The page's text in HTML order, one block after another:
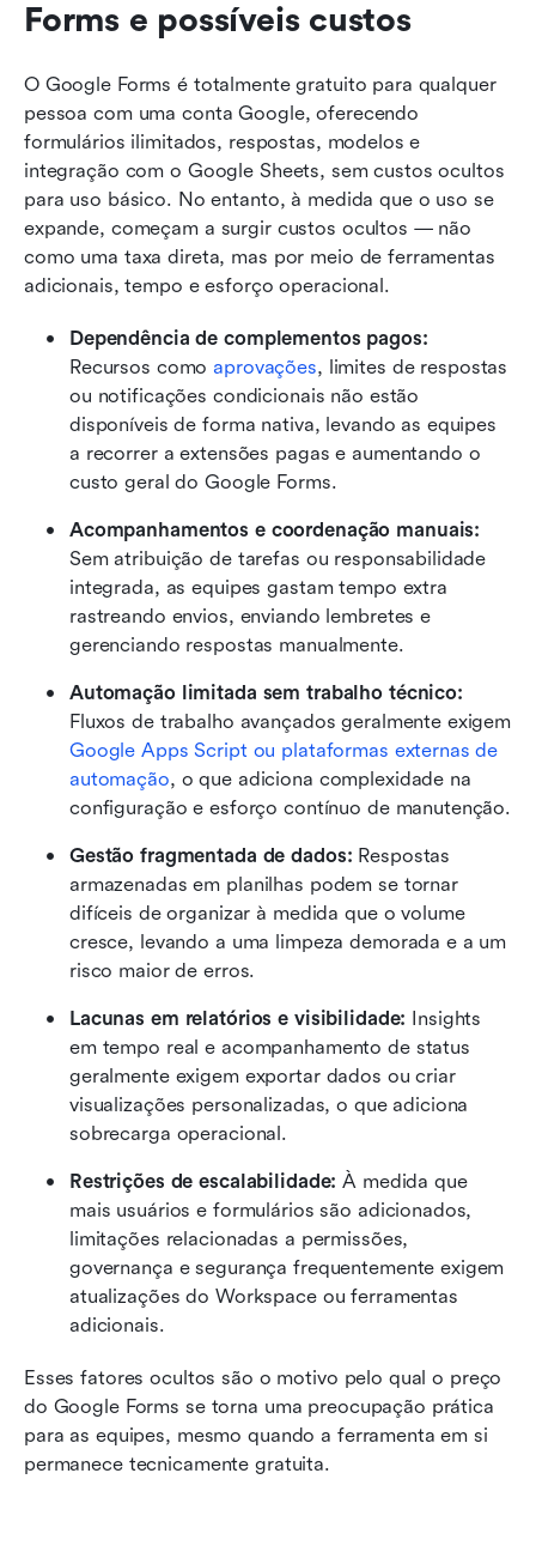
Forms e possíveis custos
O Google Forms é totalmente gratuito para qualquer
pessoa com uma conta Google, oferecendo
formulários ilimitados, respostas, modelos e
integração com o Google Sheets, sem custos ocultos
para uso básico. No entanto, à medida que o uso se
expande, começam a surgir custos ocultos — não
como uma taxa direta, mas por meio de ferramentas
adicionais, tempo e esforço operacional.
Recursos como aprovações, limites de respostas
ou notificações condicionais não estão
disponíveis de forma nativa, levando as equipes
a recorrer a extensões pagas e aumentando o
custo geral do Google Forms.
Sem atribuição de tarefas ou responsabilidade
integrada, as equipes gastam tempo extra
rastreando envios, enviando lembretes e
gerenciando respostas manualmente.
Google Apps Script ou plataformas externas de
automação, o que adiciona complexidade na
configuração e esforço contínuo de manutenção.
Gestão fragmentada de dados: Respostas
armazenadas em planilhas podem se tornar
difíceis de organizar à medida que o volume
cresce, levando a uma limpeza demorada e a um
risco maior de erros.
Lacunas em relatórios e visibilidade:
Insights
em tempo real e acompanhamento de status
geralmente exigem exportar dados ou criar
visualizações personalizadas, o que adiciona
sobrecarga operacional.
Restrições de escalabilidade: À medida que
mais usuários e formulários são adicionados,
limitações relacionadas a permissões,
governança e segurança frequentemente exigem
atualizações do Workspace ou ferramentas
adicionais.
Esses fatores ocultos são o motivo pelo qual o preço
do Google Forms se torna uma preocupação prática
para as equipes, mesmo quando a ferramenta em si
permanece tecnicamente gratuita.